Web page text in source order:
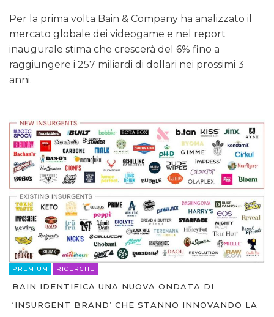
Per la prima volta Bain & Company ha analizzato il
mercato globale dei videogame e nel report
inaugurale stima che crescerà del 6% fino a
raggiungere i 257 miliardi di dollari nei prossimi 3
anni.
PREMIUM RICERCHE
BAIN IDENTIFICA UNA NUOVA ONDATA DI
‘INSURGENT BRAND’ CHE STANNO INNOVANDO LA